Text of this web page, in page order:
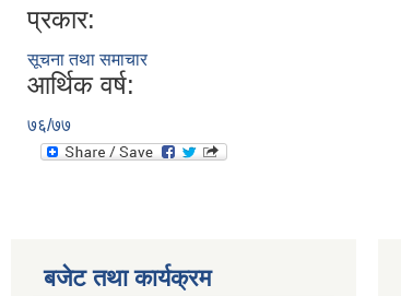
प्रकार:
सूचना तथा समाचार
आर्थिक वर्ष:
७६/७७
बजेट तथा कार्यक्रम